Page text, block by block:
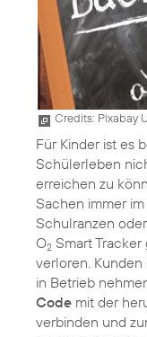
Credits: Pixabay
Für Kinder ist es
Schülerleben
erreichen zu
Sachen immer
Schulranzen
O2 Smart Tracker
verloren.
in Betrieb
Code mit der
verbinden und